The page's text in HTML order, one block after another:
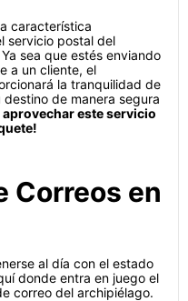
característica
servicio postal del
sea que estés enviando
a un cliente, el
la tranquilidad de
de manera segura
aprovechar este servicio
Correos en
al día con el estado
donde entra en juego el
correo del archipiélago.